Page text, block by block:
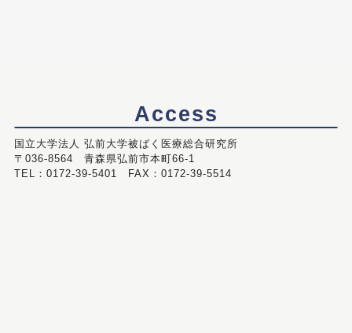
Access
国立大学法人 弘前大学被ばく医療総合研究所
〒036-8564 青森県弘前市本町66-1
TEL：0172-39-5401 FAX：0172-39-5514